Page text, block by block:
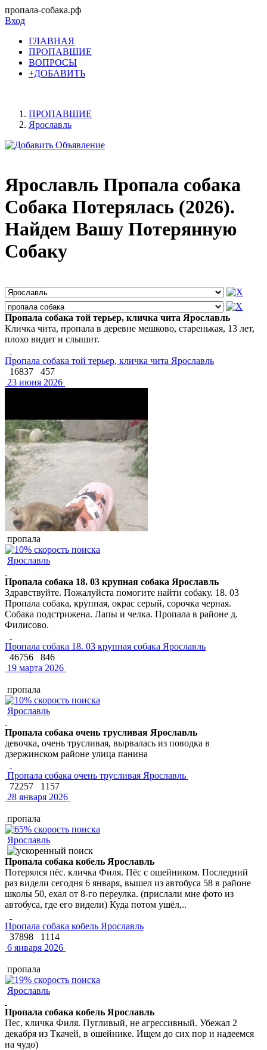
пропала-собака.рф
Вход
ГЛАВНАЯ
ПРОПАВШИЕ
ВОПРОСЫ
+ДОБАВИТЬ
ПРОПАВШИЕ
Ярославль
Ярославль Пропала собака
Собака Потерялась (2026).
Найдем Вашу Потерянную
Собаку
Пропала собака той терьер, кличка чита Ярославль
Кличка чита, пропала в деревне мешково, старенькая, 13 лет,
плохо видит и слышит.
Пропала собака той терьер, кличка чита Ярославль
16837
457
23 июня 2026
пропала
Ярославль
Пропала собака 18. 03 крупная собака Ярославль
Здравствуйте. Пожалуйста помогите найти собаку. 18. 03
Пропала собака, крупная, окрас серый, сорочка черная.
Собака подстрижена. Лапы и челка. Пропала в районе д.
Филисово.
Пропала собака 18. 03 крупная собака Ярославль
46756
846
19 марта 2026
пропала
Ярославль
Пропала собака очень трусливая Ярославль
девочка, очень трусливая, вырвалась из поводка в
дзержинском районе улица панина
Пропала собака очень трусливая Ярославль
72257
1157
28 января 2026
пропала
Ярославль
Пропала собака кобель Ярославль
Потерялся пёс. кличка Филя. Пёс с ошейником. Последний
раз видели сегодня 6 января, вышел из автобуса 58 в районе
школы 50, ехал от 8-го переулка. (прислали мне фото из
автобуса, где его видели) Куда потом ушёл,..
Пропала собака кобель Ярославль
37898
1114
6 января 2026
пропала
Ярославль
Пропала собака кобель Ярославль
Пес, кличка Филя. Пугливый, не агрессивный. Убежал 2
декабря из Ткачей, в ошейнике. Ищем до сих пор и надеемся
на чудо)